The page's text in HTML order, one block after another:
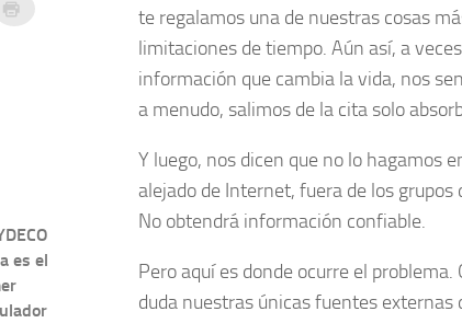
te regalamos una de nuestras cosas
limitaciones de tiempo. Aún así, a
información que cambia la vida, nos
a menudo, salimos de la cita solo
Y luego, nos dicen que no lo hagamos
alejado de Internet, fuera de los
No obtendrá información confiable.
Pero aquí es donde ocurre el
duda nuestras únicas fuentes externas
es el